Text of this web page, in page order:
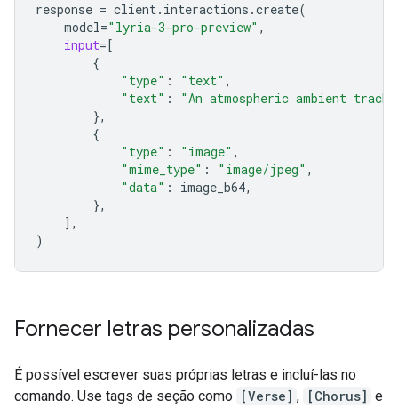
response = client. interactions .create(
model="lyria-3-pro-preview" ,
input=[
{
"type" : "text" ,
"text" :
"An atmospheric ambient
},
{
"type" : "image" ,
"mime_type" : "image/jpeg" ,
"data" : image_b64,
},
],
)
Fornecer letras personalizadas
É possível escrever suas próprias letras e incluí-las no
comando. Use tags de seção como [Verse] , [Chorus] e